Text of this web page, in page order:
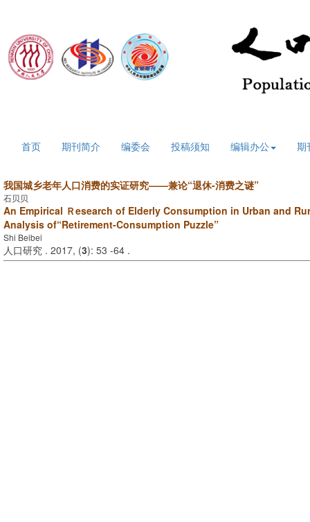
首页 期刊简介 编委会 投稿须知 编辑办公 期
我国城乡老年人口消费的实证研究——兼论“退休-消费之谜”
石贝贝
An Empirical Ｒesearch of Elderly Consumption in Urban and
Analysis of“Retirement-Consumption Puzzle”
Shi Beibei
人口研究 . 2017, (3): 53 -64 .